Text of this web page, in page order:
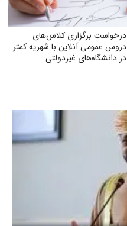
درخواست برگزاری کلاس‌های
دروس عمومی آنلاین با شهریه کمتر
در دانشگاه‌های غیردولتی